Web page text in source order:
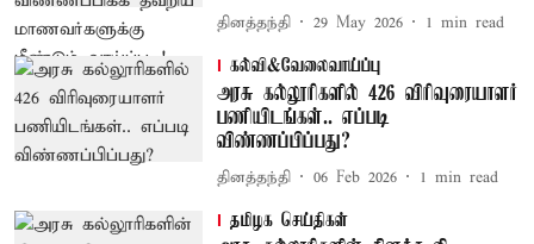
தினத்தந்தி 29 May 2026 1 min read
கல்வி&வேலைவாய்ப்பு
அரசு கல்லூரிகளில் 426 விரிவுரையாளர்
பணியிடங்கள்.. எப்படி
விண்ணப்பிப்பது?
தினத்தந்தி 06 Feb 2026 1 min read
தமிழக செய்திகள்